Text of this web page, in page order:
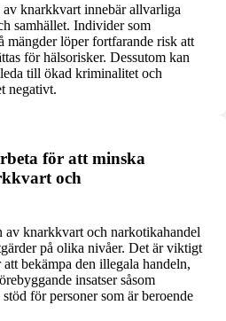
knarkkvart innebär allvarliga
samhället. Individer som
mängder löper fortfarande risk att
för hälsorisker. Dessutom kan
till ökad kriminalitet och
negativt.
för att minska
och
av knarkkvart och narkotikahandel
på olika nivåer. Det är viktigt
bekämpa den illegala handeln,
insatser såsom
för personer som är beroende